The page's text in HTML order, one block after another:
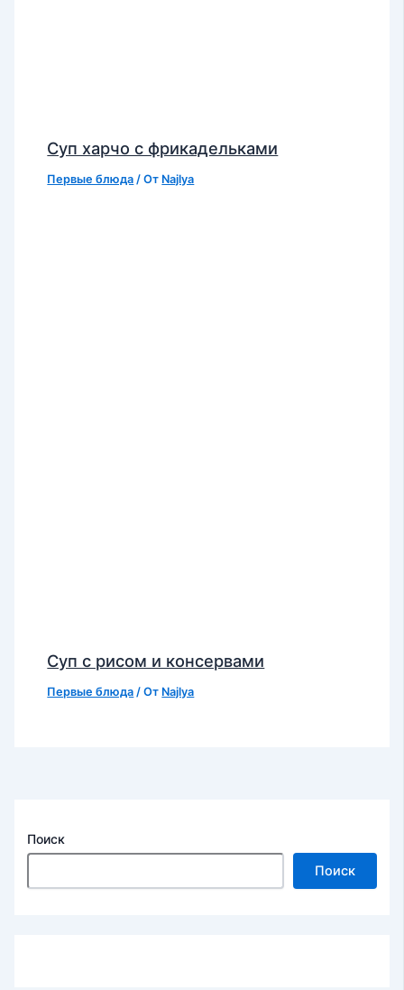
Суп харчо с фрикадельками
Первые блюда / От Najlya
Суп с рисом и консервами
Первые блюда / От Najlya
Поиск
Поиск